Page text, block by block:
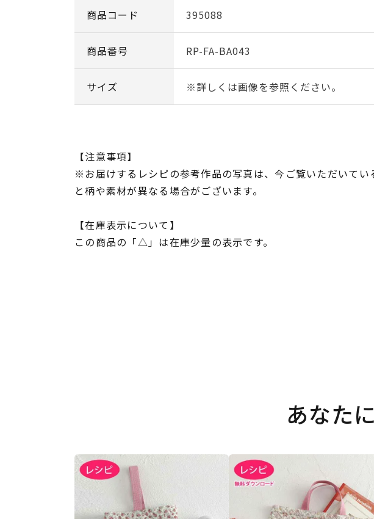
商品コード 395088
商品番号 RP-FA-BA043
サイズ ※詳しくは画像を参照ください。
【注意事項】
※お届けするレシピの参考作品の写真は、今ご覧いただいてい
と柄や素材が異なる場合がございます。
【在庫表示について】
この商品の「△」は在庫少量の表示です。
あなた